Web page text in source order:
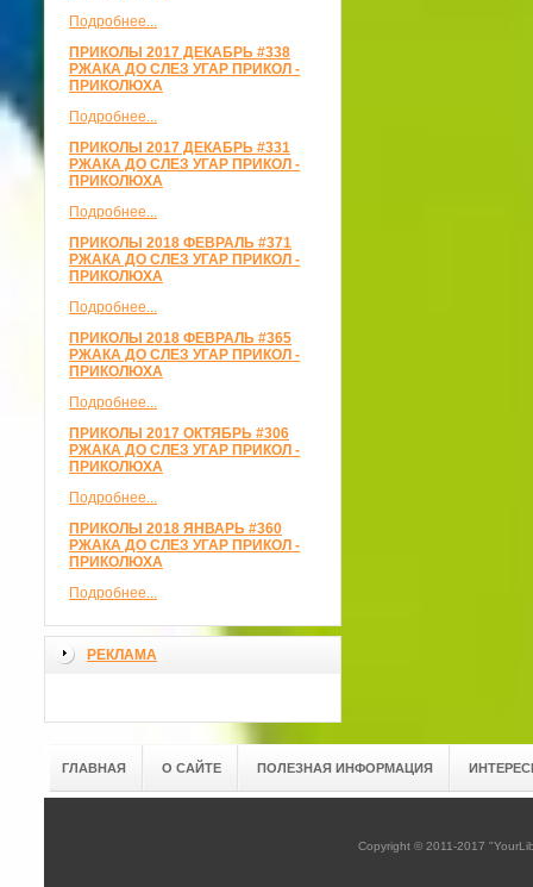
Подробнее...
ПРИКОЛЫ 2017 ДЕКАБРЬ #338
РЖАКА ДО СЛЕЗ УГАР ПРИКОЛ -
ПРИКОЛЮХА
Подробнее...
ПРИКОЛЫ 2017 ДЕКАБРЬ #331
РЖАКА ДО СЛЕЗ УГАР ПРИКОЛ -
ПРИКОЛЮХА
Подробнее...
ПРИКОЛЫ 2018 ФЕВРАЛЬ #371
РЖАКА ДО СЛЕЗ УГАР ПРИКОЛ -
ПРИКОЛЮХА
Подробнее...
ПРИКОЛЫ 2018 ФЕВРАЛЬ #365
РЖАКА ДО СЛЕЗ УГАР ПРИКОЛ -
ПРИКОЛЮХА
Подробнее...
ПРИКОЛЫ 2017 ОКТЯБРЬ #306
РЖАКА ДО СЛЕЗ УГАР ПРИКОЛ -
ПРИКОЛЮХА
Подробнее...
ПРИКОЛЫ 2018 ЯНВАРЬ #360
РЖАКА ДО СЛЕЗ УГАР ПРИКОЛ -
ПРИКОЛЮХА
Подробнее...
РЕКЛАМА
ГЛАВНАЯ О САЙТЕ ПОЛЕЗНАЯ ИНФОРМАЦИЯ
Copyright © 2011-2017